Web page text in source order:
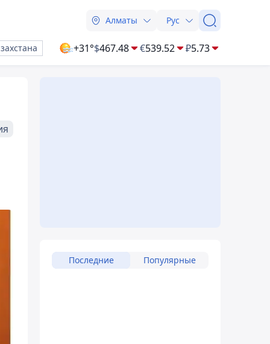
Алматы Рус
+31°$467.48 €539.52 ₽5.73
Последние Популярные